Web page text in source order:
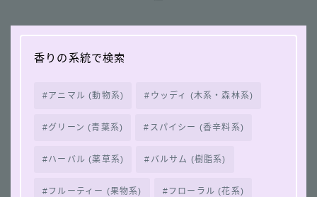
香りの系統で検索
アニマル (動物系) ウッディ (木系・森林系)
グリーン (青葉系) スパイシー (香辛料系)
ハーバル (薬草系) バルサム (樹脂系)
フルーティー (果物系) フローラル (花系)